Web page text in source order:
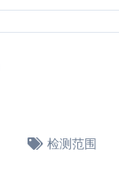
检测范围